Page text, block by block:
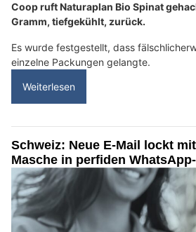
Coop ruft Naturaplan Bio Spinat
Gramm, tiefgekühlt, zurück.
Es wurde festgestellt, dass
einzelne Packungen gelangte.
Weiterlesen
Schweiz: Neue E-Mail lockt
Masche in perfiden